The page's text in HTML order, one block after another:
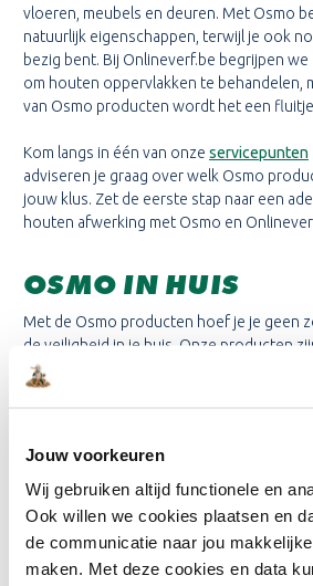
Jouw voorkeuren
Wij gebruiken altijd functionele en
Ook willen we cookies plaatsen en
de communicatie naar jou
maken. Met deze cookies en data
vloeren, meubels en deuren. Met Osmo
natuurlijk eigenschappen, terwijl je ook
bezig bent. Bij Onlineverf.be begrijpen
om houten oppervlakken te behandelen,
van Osmo producten wordt het een
Kom langs in één van onze servicepunten
adviseren je graag over welk Osmo
jouw klus. Zet de eerste stap naar een
houten afwerking met Osmo en
OSMO IN HUIS
Met de Osmo producten hoef je je geen
de veiligheid in je huis. Onze producten
voor gebruik binnenshuis en zijn veilig
oppervlakken, zoals vloeren, meubels en
voor een mooie afwerking. En het beste
producten milieuvriendelijke zijn
huis opknappen zonder je zorgen te
chemicaliën! Kies voor Osmo en geniet
milieuvriendelijke manier om je huis een